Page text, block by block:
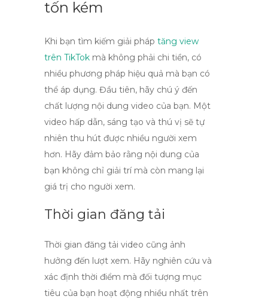
tốn kém
Khi bạn tìm kiếm giải pháp tăng view
trên TikTok mà không phải chi tiền, có
nhiều phương pháp hiệu quả mà bạn có
thể áp dụng. Đầu tiên, hãy chú ý đến
chất lượng nội dung video của bạn. Một
video hấp dẫn, sáng tạo và thú vị sẽ tự
nhiên thu hút được nhiều người xem
hơn. Hãy đảm bảo rằng nội dung của
bạn không chỉ giải trí mà còn mang lại
giá trị cho người xem.
Thời gian đăng tải
Thời gian đăng tải video cũng ảnh
hưởng đến lượt xem. Hãy nghiên cứu và
xác định thời điểm mà đối tượng mục
tiêu của bạn hoạt động nhiều nhất trên